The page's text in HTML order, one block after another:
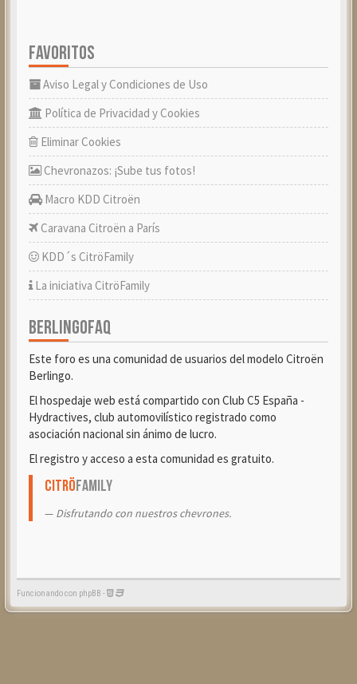
FAVORITOS
Aviso Legal y Condiciones de Uso
Política de Privacidad y Cookies
Eliminar Cookies
Chevronazos: ¡Sube tus fotos!
Macro KDD Citroën
Caravana Citroën a París
KDD´s CitröFamily
La iniciativa CitröFamily
BERLINGOFAQ
Este foro es una comunidad de usuarios del modelo Citroën
Berlingo.
El hospedaje web está compartido con Club C5 España -
Hydractives, club automovilístico registrado como
asociación nacional sin ánimo de lucro.
El registro y acceso a esta comunidad es gratuito.
CitröFamily
Disfrutando con nuestros chevrones.
Funcionando con phpBB -